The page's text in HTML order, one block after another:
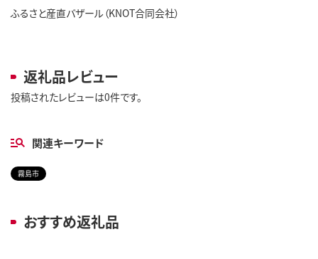
ふるさと産直バザール（KNOT合同会社）
返礼品レビュー
投稿されたレビューは0件です。
関連キーワード
霧島市
おすすめ返礼品